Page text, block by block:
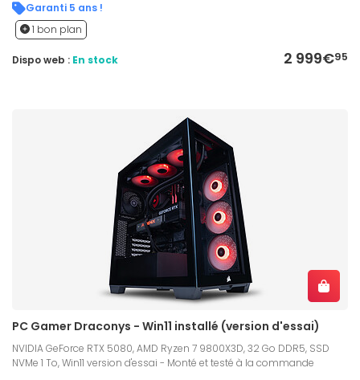
Garanti 5 ans !
1 bon plan
2 999€95
Dispo web : En stock
PC Gamer Draconys - Win11 installé (version d'essai)
NVIDIA GeForce RTX 5080, AMD Ryzen 7 9800X3D, 32 Go DDR5, SSD
NVMe 1 To, Win11 version d'essai - Monté et testé à la commande